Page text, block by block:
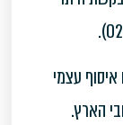
עצמי
הארץ.